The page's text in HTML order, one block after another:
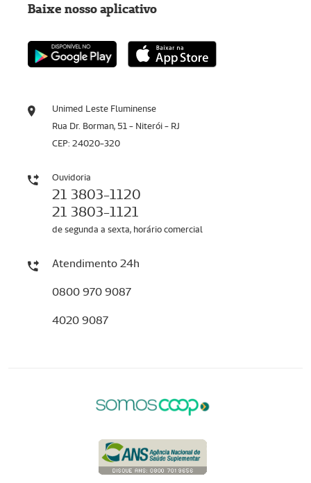
Unimed Leste Fluminense
Rua Dr. Borman, 51 - Niterói - RJ
CEP: 24020-320
Ouvidoria
21 3803-1120
21 3803-1121
de segunda a sexta, horário comercial
Atendimento 24h
0800 970 9087
4020 9087
Baixe nosso aplicativo